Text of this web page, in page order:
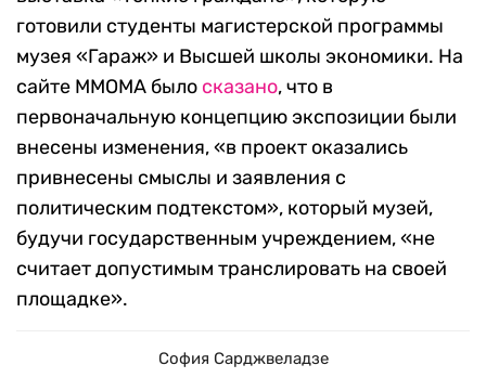
готовили студенты магистерской программы
музея «Гараж» и Высшей школы экономики. На
сайте ММОМА было сказано, что в
первоначальную концепцию экспозиции были
внесены изменения, «в проект оказались
привнесены смыслы и заявления с
политическим подтекстом», который музей,
будучи государственным учреждением, «не
считает допустимым транслировать на своей
площадке».
София Сарджвеладзе